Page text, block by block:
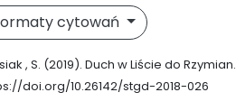
cytowań
, S. (2019). Duch w Liście do Rzymian.
doi.org/10.26142/stgd-2018-026